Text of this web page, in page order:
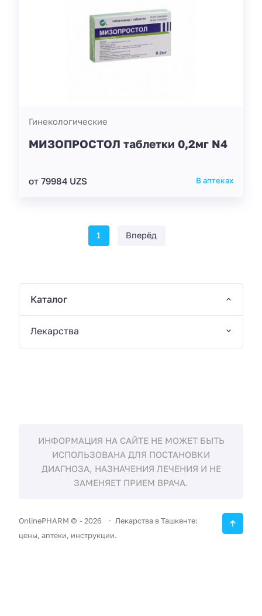
Гинекологические
МИЗОПРОСТОЛ таблетки 0,2мг N4
от 79984 UZS В аптеках
1 Вперёд
Каталог
Лекарства
ИНФОРМАЦИЯ НА САЙТЕ НЕ МОЖЕТ БЫТЬ
ИСПОЛЬЗОВАНА ДЛЯ ПОСТАНОВКИ
ДИАГНОЗА, НАЗНАЧЕНИЯ ЛЕЧЕНИЯ И НЕ
ЗАМЕНЯЕТ ПРИЕМ ВРАЧА.
OnlinePHARM © -2026
Лекарства в Ташкенте:
цены, аптеки, инструкции.